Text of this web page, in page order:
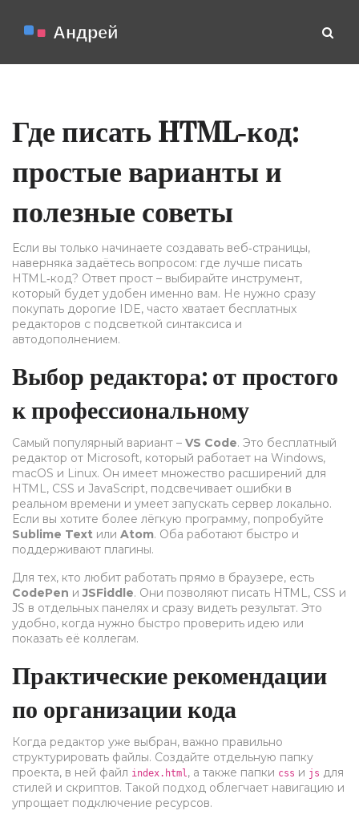
Где писать HTML‑код:
простые варианты и
полезные советы
Если вы только начинаете создавать веб‑страницы,
наверняка задаётесь вопросом: где лучше писать
HTML‑код? Ответ прост – выбирайте инструмент,
который будет удобен именно вам. Не нужно сразу
покупать дорогие IDE, часто хватает бесплатных
редакторов с подсветкой синтаксиса и
автодополнением.
Выбор редактора: от простого
к профессиональному
Самый популярный вариант – VS Code. Это бесплатный
редактор от Microsoft, который работает на Windows,
macOS и Linux. Он имеет множество расширений для
HTML, CSS и JavaScript, подсвечивает ошибки в
реальном времени и умеет запускать сервер локально.
Если вы хотите более лёгкую программу, попробуйте
Sublime Text или Atom. Оба работают быстро и
поддерживают плагины.
Для тех, кто любит работать прямо в браузере, есть
CodePen иJSFiddle. Они позволяют писать HTML, CSS и
JS в отдельных панелях и сразу видеть результат. Это
удобно, когда нужно быстро проверить идею или
показать её коллегам.
Практические рекомендации
по организации кода
Когда редактор уже выбран, важно правильно
структурировать файлы. Создайте отдельную папку
проекта, в ней файл index.html, а также папки css и js для
стилей и скриптов. Такой подход облегчает навигацию и
упрощает подключение ресурсов.